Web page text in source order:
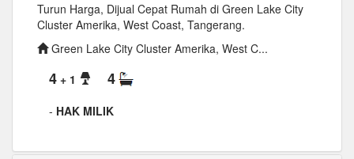
Turun Harga, Dijual Cepat Rumah di Green Lake City
Cluster Amerika, West Coast, Tangerang.
Green Lake City Cluster Amerika, West C...
4 + 1 4
- HAK MILIK